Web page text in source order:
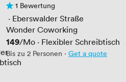
1 Bewertung
1 Bewertung
· Eberswalder Straße
Wonder Coworking
Preis
149/Mo · Flexibler Schreibtisch
Bis zu 2 Personen · Get a quote